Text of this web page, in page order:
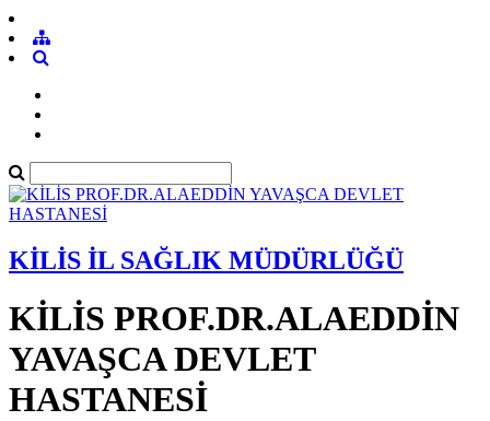
KİLİS İL SAĞLIK MÜDÜRLÜĞÜ
KİLİS PROF.DR.ALAEDDİN
YAVAŞCA DEVLET
HASTANESİ